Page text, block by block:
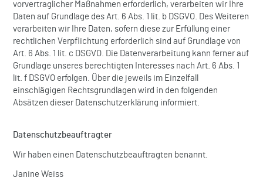
vorvertraglicher Maßnahmen erforderlich, verarbeiten wir Ihre
Daten auf Grundlage des Art. 6 Abs. 1 lit. b DSGVO. Des Weiteren
verarbeiten wir Ihre Daten, sofern diese zur Erfüllung einer
rechtlichen Verpflichtung erforderlich sind auf Grundlage von
Art. 6 Abs. 1 lit. c DSGVO. Die Datenverarbeitung kann ferner auf
Grundlage unseres berechtigten Interesses nach Art. 6 Abs. 1
lit. f DSGVO erfolgen. Über die jeweils im Einzelfall
einschlägigen Rechtsgrundlagen wird in den folgenden
Absätzen dieser Datenschutzerklärung informiert.
Datenschutz­beauftragter
Wir haben einen Datenschutzbeauftragten benannt.
Janine Weiss